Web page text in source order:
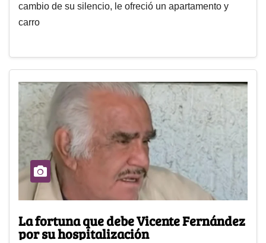
cambio de su silencio, le ofreció un apartamento y
carro
La fortuna que debe Vicente Fernández
por su hospitalización